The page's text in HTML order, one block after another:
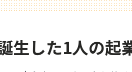
生した1人の起